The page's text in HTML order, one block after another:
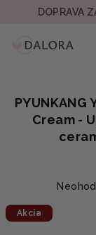
DOPRAVA
Cream -
Akcia